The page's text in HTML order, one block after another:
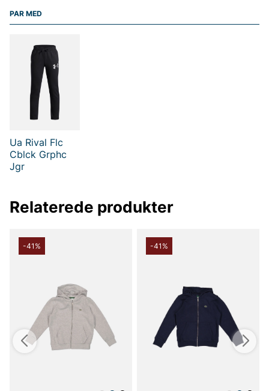
PAR MED
Ua Rival Flc
Cblck Grphc
Jgr
Relaterede produkter
-41% -41%